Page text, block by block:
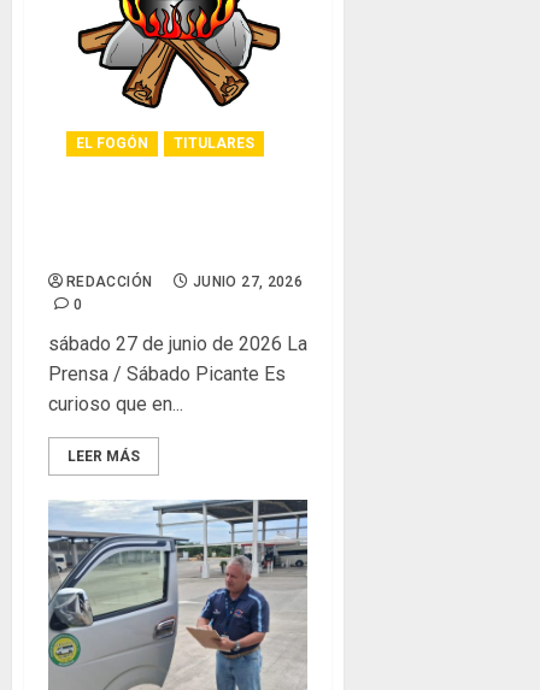
EL FOGÓN TITULARES
REDACCIÓN
JUNIO 27, 2026
0
sábado 27 de junio de 2026 La
Prensa / Sábado Picante Es
curioso que en...
LEER MÁS